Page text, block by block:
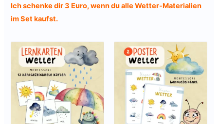
Ich schenke dir 3 Euro, wenn du alle Wetter-Materialien
im Set kaufst.